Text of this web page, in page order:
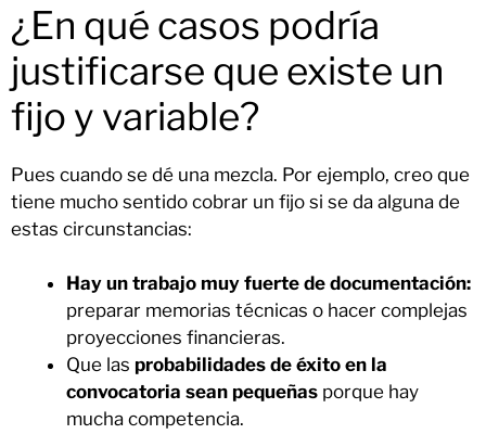
¿En qué casos podría
justificarse que existe un
fijo y variable?
Pues cuando se dé una mezcla. Por ejemplo, creo que
tiene mucho sentido cobrar un fijo si se da alguna de
estas circunstancias:
Hay un trabajo muy fuerte de documentación:
preparar memorias técnicas o hacer complejas
proyecciones financieras.
Que las probabilidades de éxito en la
convocatoria sean pequeñas porque hay
mucha competencia.